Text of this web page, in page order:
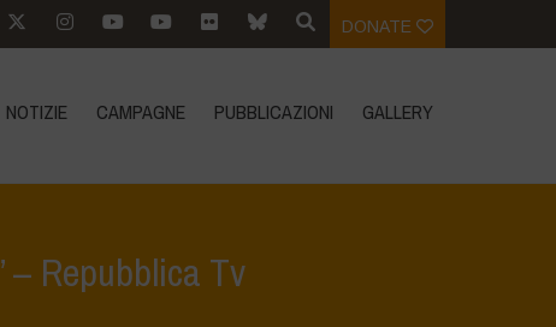
DONATE
NOTIZIE CAMPAGNE PUBBLICAZIONI GALLERY
– Repubblica Tv